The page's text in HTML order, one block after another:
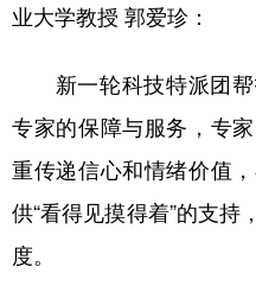
业大学教授 郭爱珍：
新一轮科技特派团帮
专家的保障与服务，专
重传递信心和情绪价值
供“看得见摸得着”的支持
度。